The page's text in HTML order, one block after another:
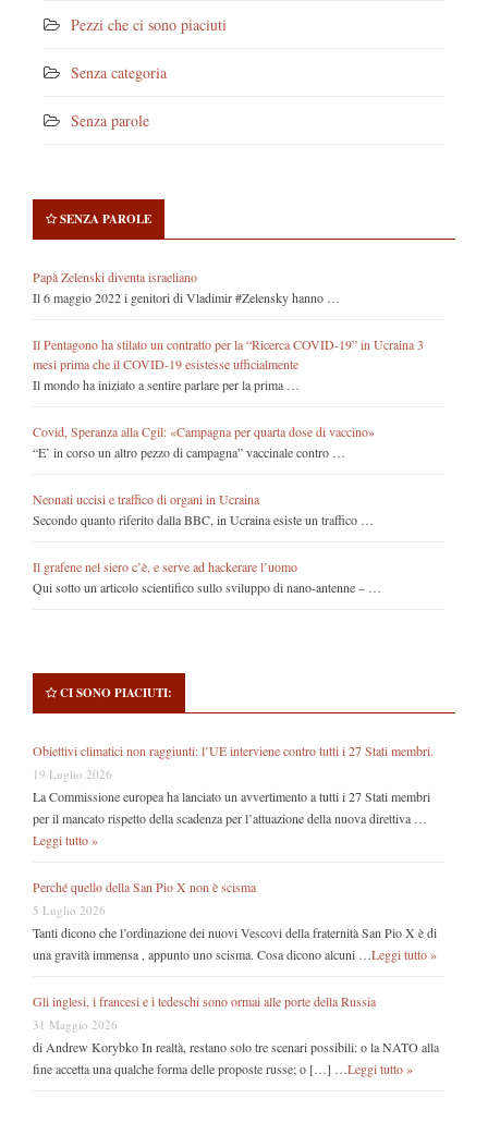
Pezzi che ci sono piaciuti
Senza categoria
Senza parole
SENZA PAROLE
Papà Zelenski diventa israeliano
Il 6 maggio 2022 i genitori di Vladimir #Zelensky hanno …
Il Pentagono ha stilato un contratto per la “Ricerca COVID-19” in Ucraina 3
mesi prima che il COVID-19 esistesse ufficialmente
Il mondo ha iniziato a sentire parlare per la prima …
Covid, Speranza alla Cgil: «Campagna per quarta dose di vaccino»
“E’ in corso un altro pezzo di campagna” vaccinale contro …
Neonati uccisi e traffico di organi in Ucraina
Secondo quanto riferito dalla BBC, in Ucraina esiste un traffico …
Il grafene nel siero c’è, e serve ad hackerare l’uomo
Qui sotto un articolo scientifico sullo sviluppo di nano-antenne – …
CI SONO PIACIUTI:
Obiettivi climatici non raggiunti: l’UE interviene contro tutti i 27 Stati membri.
19 Luglio 2026
La Commissione europea ha lanciato un avvertimento a tutti i 27 Stati membri
per il mancato rispetto della scadenza per l’attuazione della nuova direttiva …
Leggi tutto »
Perché quello della San Pio X non è scisma
5 Luglio 2026
Tanti dicono che l’ordinazione dei nuovi Vescovi della fraternità San Pio X è di
una gravità immensa , appunto uno scisma. Cosa dicono alcuni … Leggi tutto »
Gli inglesi, i francesi e i tedeschi sono ormai alle porte della Russia
31 Maggio 2026
di Andrew Korybko In realtà, restano solo tre scenari possibili: o la NATO alla
fine accetta una qualche forma delle proposte russe; o […] … Leggi tutto »